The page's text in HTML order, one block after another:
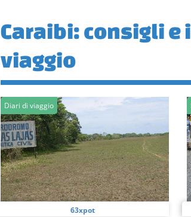
Caraibi: consigli
viaggio
Diari di viaggio
63xpot